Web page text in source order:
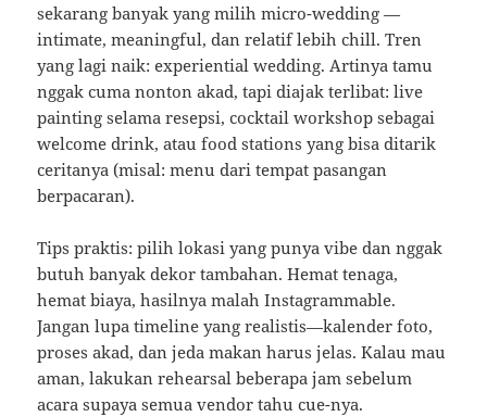
sekarang banyak yang milih micro-wedding —
intimate, meaningful, dan relatif lebih chill. Tren
yang lagi naik: experiential wedding. Artinya tamu
nggak cuma nonton akad, tapi diajak terlibat: live
painting selama resepsi, cocktail workshop sebagai
welcome drink, atau food stations yang bisa ditarik
ceritanya (misal: menu dari tempat pasangan
berpacaran).
Tips praktis: pilih lokasi yang punya vibe dan nggak
butuh banyak dekor tambahan. Hemat tenaga,
hemat biaya, hasilnya malah Instagrammable.
Jangan lupa timeline yang realistis—kalender foto,
proses akad, dan jeda makan harus jelas. Kalau mau
aman, lakukan rehearsal beberapa jam sebelum
acara supaya semua vendor tahu cue-nya.